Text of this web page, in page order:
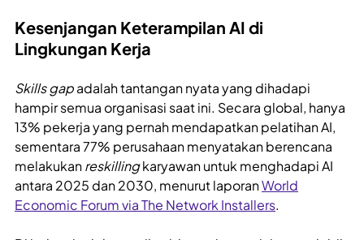
Kesenjangan Keterampilan AI di
Lingkungan Kerja
Skills gapadalah tantangan nyata yang dihadapi
hampir semua organisasi saat ini. Secara global, hanya
13% pekerja yang pernah mendapatkan pelatihan AI,
sementara 77% perusahaan menyatakan berencana
melakukanreskillingkaryawan untuk menghadapi AI
antara 2025 dan 2030, menurut laporanWorld
Economic Forum via The Network Installers.